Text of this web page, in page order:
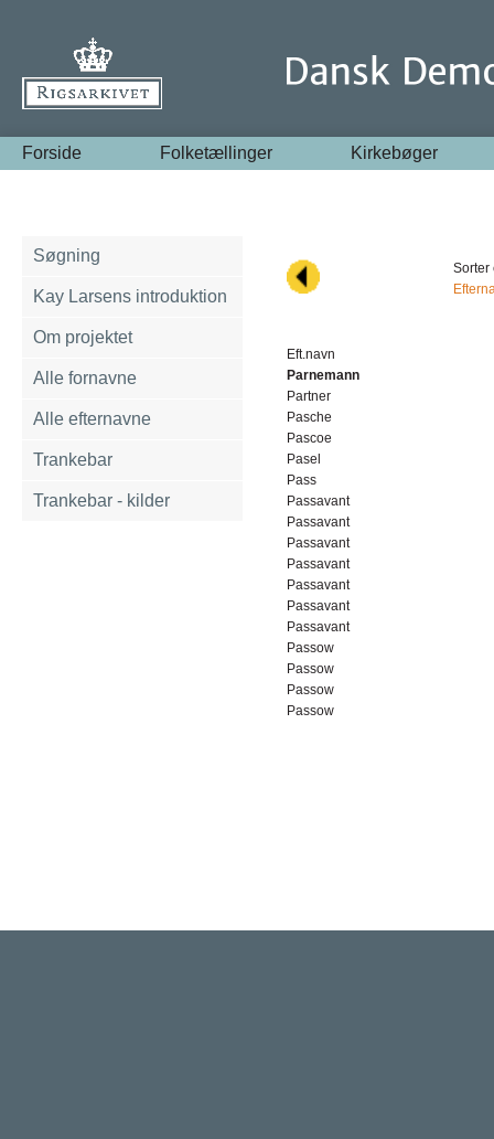
Forside Folketællinger Kirkebøger
Søgning
Kay Larsens introduktion
Om projektet
Alle fornavne
Alle efternavne
Trankebar
Trankebar - kilder
Sorter
Eft.navn
Parnemann
Partner
Pasche
Pascoe
Pasel
Pass
Passavant
Passavant
Passavant
Passavant
Passavant
Passavant
Passavant
Passow
Passow
Passow
Passow